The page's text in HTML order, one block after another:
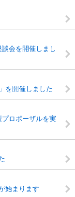
会を開催しまし
を開催しました
ロポーザルを実
始まります